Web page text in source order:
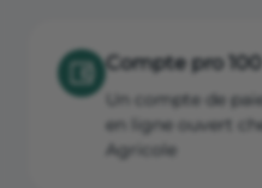
Compte pro
Un compte de
en ligne ouvert
Agricole